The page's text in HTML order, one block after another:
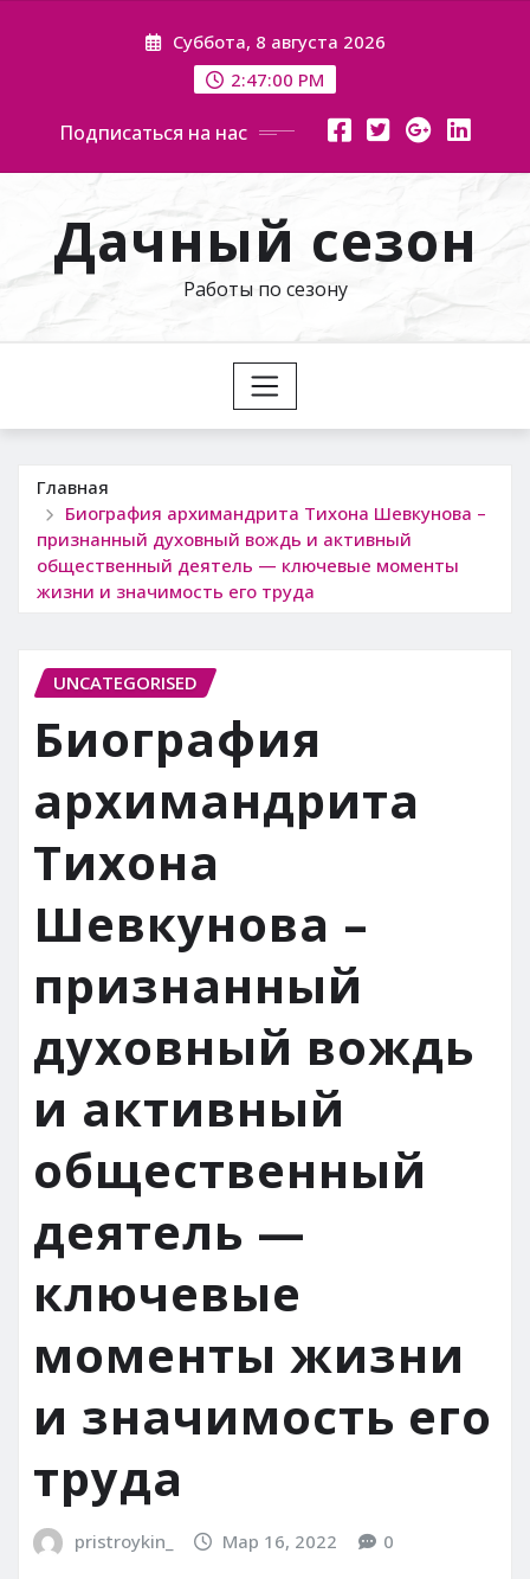
Суббота, 8 августа 2026
2:47:01 PM
Подписаться на нас
Дачный сезон
Работы по сезону
Главная
Биография архимандрита Тихона Шевкунова –
признанный духовный вождь и активный
общественный деятель — ключевые моменты
жизни и значимость его труда
UNCATEGORISED
Биография
архимандрита
Тихона
Шевкунова –
признанный
духовный вождь
и активный
общественный
деятель —
ключевые
моменты жизни
и значимость его
труда
pristroykin_ Мар 16, 2022 0